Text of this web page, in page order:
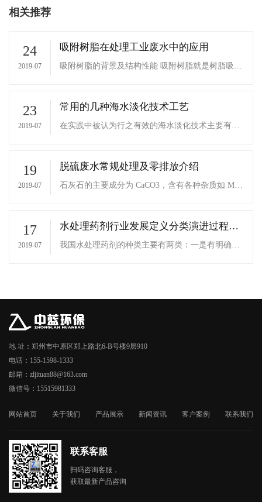
相关推荐
24
2019-07
吸附树脂在处理工业废水中的应用
吸附树脂的背景及结构性能 吸附树脂就是树脂吸附
23
2019-07
常用的几种海水淡化技术工艺
在实践中被认为行之有效的海水淡化技术主要有以
其他方法，如冷冻结冰法、溶剂萃取法、露点蒸发
19
2019-07
脱硫废水常规处理及零排放介绍
石灰石的主要成分为 CaCO3，含有各种杂质如 Mg
17
2019-07
水处理药剂行业发展定义分类演进过程百
科
我国水处理药剂的种类主要有两类：一是有明确的
地 址：郑州市中原区郑上路北6-B号楼9层910
电话：155-1598-1333
邮箱：zljituan88@163.com
微信号：15515981333
网站首页 关于我们 产品展示 新闻资讯 客户案例 联系我们
联系客服
扫码咨询客服，
获取最新产品咨询